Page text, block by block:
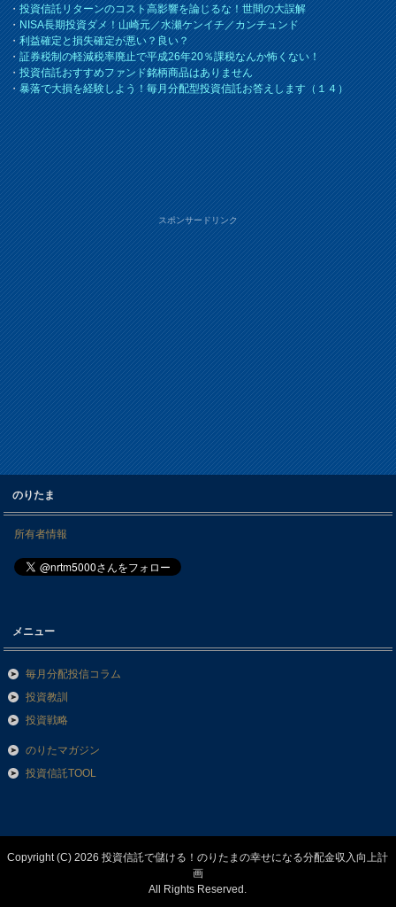
・投資信託リターンのコスト高影響を論じるな！世間の大誤解
・NISA長期投資ダメ！山崎元／水瀬ケンイチ／カンチュンド
・利益確定と損失確定が悪い？良い？
・証券税制の軽減税率廃止で平成26年20％課税なんか怖くない！
・投資信託おすすめファンド銘柄商品はありません
・暴落で大損を経験しよう！毎月分配型投資信託お答えします（１４）
スポンサードリンク
のりたま
所有者情報
メニュー
毎月分配投信コラム
投資教訓
投資戦略
のりたマガジン
投資信託TOOL
Copyright (C) 2026 投資信託で儲ける！のりたまの幸せになる分配金収入向上計
画
All Rights Reserved.